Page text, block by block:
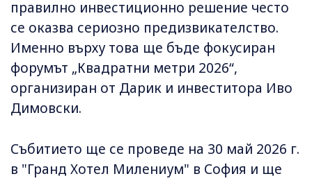
правилно инвестиционно решение често
се оказва сериозно предизвикателство.
Именно върху това ще бъде фокусиран
форумът „Квадратни метри 2026“,
организиран от Дарик и инвеститора Иво
Димовски.
Събитието ще се проведе на 30 май 2026 г.
в "Гранд Хотел Милениум" в София и ще